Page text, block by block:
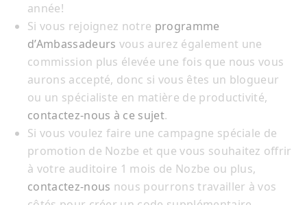
année!
Si vous rejoignez notre programme
d’Ambassadeurs vous aurez également une
commission plus élevée une fois que nous vous
aurons accepté, donc si vous êtes un blogueur
ou un spécialiste en matière de productivité,
contactez-nous à ce sujet.
Si vous voulez faire une campagne spéciale de
promotion de Nozbe et que vous souhaitez offrir
à votre auditoire 1 mois de Nozbe ou plus,
contactez-nous nous pourrons travailler à vos